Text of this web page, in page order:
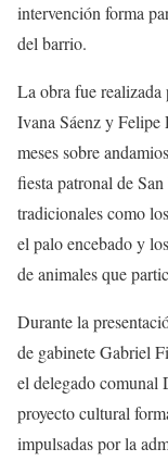
intervención forma
del barrio.
La obra fue realizada
Ivana Sáenz y Felipe
meses sobre
fiesta patronal de
tradicionales como
el palo encebado y
de animales que
Durante la
de gabinete Gabriel
el delegado comunal
proyecto cultural
impulsadas por la